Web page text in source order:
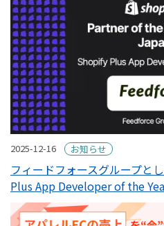
2025-12-16 お知らせ
フィードフォースグループと
Plus App Developer of the